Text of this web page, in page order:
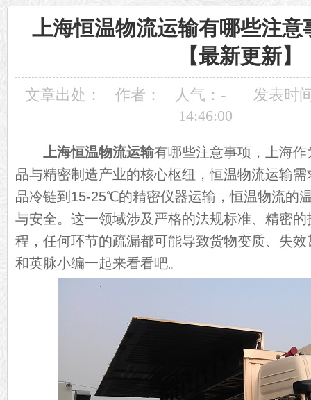
上海恒温物流运输有哪些注意
【最新更新】
文章出处： 作者： 人气： -
发表时
14:46:00
上海恒温物流运输有哪些注意事项，上海
品与精密制造产业的核心枢纽，恒温物流运输
品冷链到15-25℃的精密仪器运输，恒温物流的
与安全。这一领域涉及严格的法规标准、精密
程，任何环节的疏漏都可能导致货物变质、失
和英脉小编一起来看看吧。